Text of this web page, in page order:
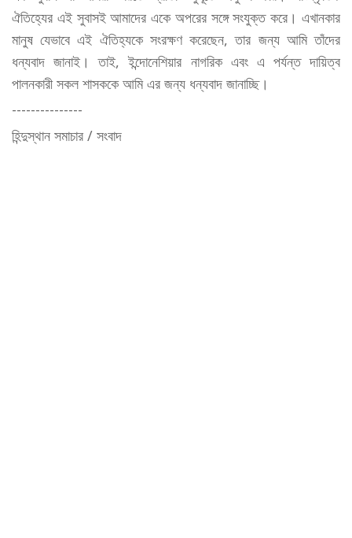
ঐতিহ্যের এই সুবাসই আমাদের একে অপরের সঙ্গে সংযুক্ত করে। এখানকার
মানুষ যেভাবে এই ঐতিহ্যকে সংরক্ষণ করেছেন, তার জন্য আমি তাঁদের
ধন্যবাদ জানাই। তাই, ইন্দোনেশিয়ার নাগরিক এবং এ পর্যন্ত দায়িত্ব
পালনকারী সকল শাসককে আমি এর জন্য ধন্যবাদ জানাচ্ছি।
---------------
হিন্দুস্থান সমাচার / সংবাদ